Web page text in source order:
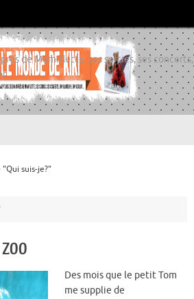
de Momiflette, ses sorties, ses concerts,
suis-je?"
Des mois que le petit Tom
me supplie de